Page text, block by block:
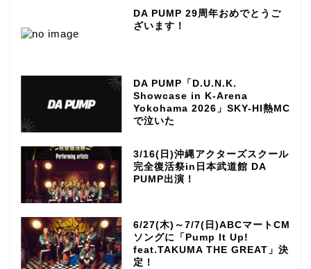
DA PUMP 29周年おめでとうご
ざいます！
DA PUMP「D.U.N.K.
Showcase in K-Arena
Yokohama 2026」SKY-HI熱MC
で泣いた
3/16(日)沖縄アクターズスクール
完全復活祭in日本武道館 DA
PUMP出演！
6/27(木)～7/7(日)ABCマートCM
ソングに「Pump It Up!
feat.TAKUMA THE GREAT」決
定！